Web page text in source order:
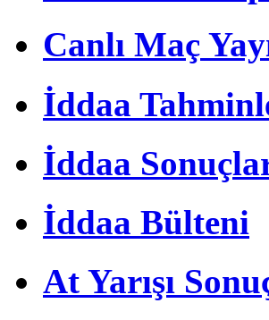
Canlı Maç
İddaa
İddaa
İddaa Bülteni
At Yarışı